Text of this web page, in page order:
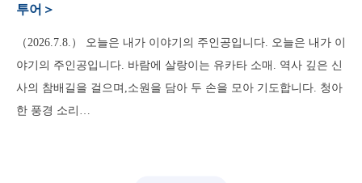
투어＞
（2026.7.8.） 오늘은 내가 이야기의 주인공입니다. 오늘은 내가 이
야기의 주인공입니다. 바람에 살랑이는 유카타 소매. 역사 깊은 신
사의 참배길을 걸으며,소원을 담아 두 손을 모아 기도합니다. 청아
한 풍경 소리…